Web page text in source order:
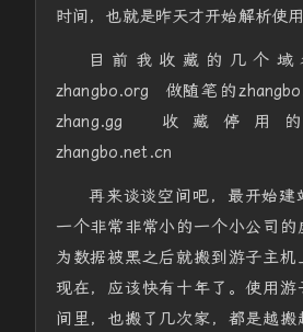
时间，也就是昨天才开始解析使用
目前我收藏的几个域
zhangbo.org 做随笔的
zhang.gg 收藏停用的
zhangbo.net.cn
再来谈谈空间吧，最开始建
一个非常非常小的一个小公司的
为数据被黑之后就搬到游子主机
现在，应该快有十年了。使用游
间里，也搬了几次家，都是越搬